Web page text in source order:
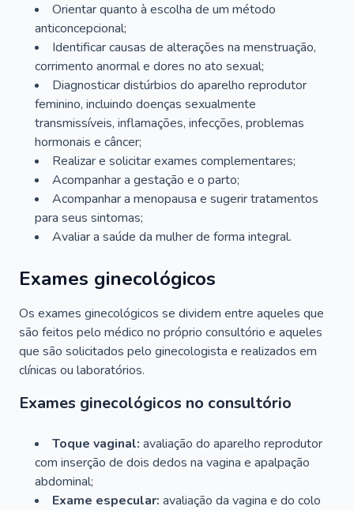
Orientar quanto à escolha de um método
anticoncepcional;
Identificar causas de alterações na menstruação,
corrimento anormal e dores no ato sexual;
Diagnosticar distúrbios do aparelho reprodutor
feminino, incluindo doenças sexualmente
transmissíveis, inflamações, infecções, problemas
hormonais e câncer;
Realizar e solicitar exames complementares;
Acompanhar a gestação e o parto;
Acompanhar a menopausa e sugerir tratamentos
para seus sintomas;
Avaliar a saúde da mulher de forma integral.
Exames ginecológicos
Os exames ginecológicos se dividem entre aqueles que
são feitos pelo médico no próprio consultório e aqueles
que são solicitados pelo ginecologista e realizados em
clínicas ou laboratórios.
Exames ginecológicos no consultório
Toque vaginal: avaliação do aparelho reprodutor
com inserção de dois dedos na vagina e apalpação
abdominal;
Exame especular: avaliação da vagina e do colo